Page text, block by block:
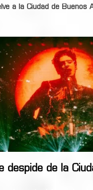
a la Ciudad de Buenos
despide de la